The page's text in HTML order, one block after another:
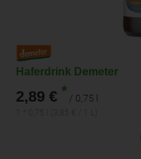
Haferdrink Demeter
2,89 € * / 0,75 l